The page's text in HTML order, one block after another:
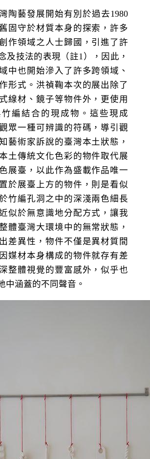
陶藝發展開始有別於過去1980
固守於材質本身的探索，許多
作領域之人士歸國，引進了許
及技法的表現（註1 ），因此，
中也開始滲入了許多跨領域、
形式。洪禎鞠本次的展出除了
線材、鏡子等物件外，更使用
編結合的現成物。這些現成
眾一種可辨識的符碼，導引觀
藝術家訴說的臺灣本土狀態，
土傳統文化色彩的物件取代展
展臺，以此作為盛載作品唯一
於展臺上方的物件，則是看似
竹編孔洞之中的深淺兩色細長
似於無意識地分配方式，讓我
體臺灣大環境中的無常狀態，
差異性，物件不僅是異材質間
媒材本身構成的物件就存有差
整體視覺的豐富感外，似乎也
中涵蓋的不同聲音。